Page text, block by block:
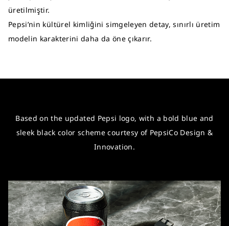
üretilmiştir.
Pepsi’nin kültürel kimliğini simgeleyen detay, sınırlı üretim
modelin karakterini daha da öne çıkarır.
Based on the updated Pepsi logo, with a bold blue and
sleek black color scheme courtesy of PepsiCo Design &
Innovation.